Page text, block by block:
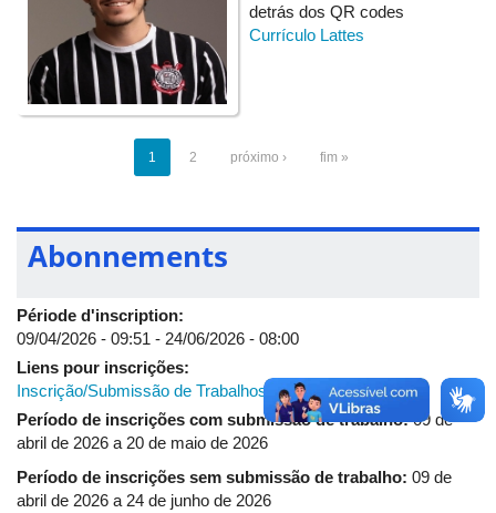
detrás dos QR codes
Currículo Lattes
1 2 próximo › fim »
Abonnements
Période d'inscription:
09/04/2026 - 09:51 - 24/06/2026 - 08:00
Liens pour inscrições:
Inscrição/Submissão de Trabalhos
Período de inscrições com submissão de trabalho:09 de
abril de 2026 a 20 de maio de 2026
Período de inscrições sem submissão de trabalho: 09 de
abril de 2026 a 24 de junho de 2026